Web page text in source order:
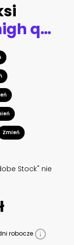
3 surreal exotic high quality turquoise flowers macro isolated on black. Greeting card objects for anniversary, wedding, mothers and womens day design
Zmień
Stock" nie
robocze